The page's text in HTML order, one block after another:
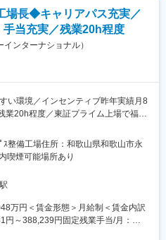
務
トラブルシューティング
るお仕事内容の幅を徐々に広げてい
！
キルに合わせて変動）
生産管理など）をバージョンアップ
へのヒアリングや要件整理！
義などのコミュニケーション業務
担当
策の立案
ITプロジェクトへの参画
場長◆キャリアパス充実／
当充実／残業20h程度
ンターナショナル）
い環境／インセンティブ昨年実績月8
業20h程度／東証プライム上場で福利
備工場で、『工場長』をお任せしま
ポートとして現場業務やシステム理
きます。
等に際して、工場長としてご活躍い
ｽ整備工場住所：和歌山県和歌山市永
喫煙可能場所あり
万円＜賃金形態＞月給制＜賃金内訳
円～388,239円固定残業手当/月：